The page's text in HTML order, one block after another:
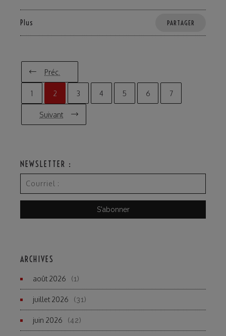
Plus PARTAGER
Préc.
1 2 3 4 5 6 7
Suivant
NEWSLETTER :
ARCHIVES
août 2026 (1)
juillet 2026 (31)
juin 2026 (42)